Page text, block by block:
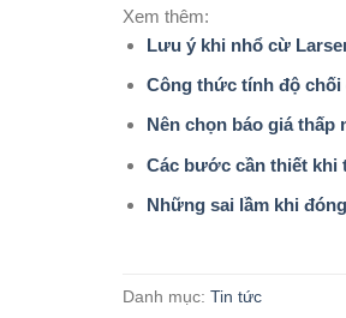
Xem thêm:
Lưu ý khi nhổ cừ
Công thức tính độ chối
Nên chọn báo giá
Các bước cần thiết khi
Những sai lầm khi
Danh mục: Tin tức